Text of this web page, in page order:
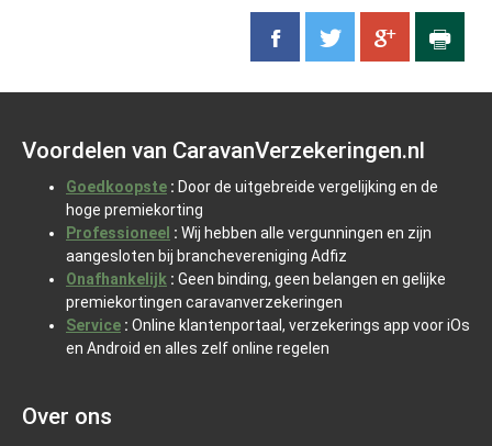
Voordelen van CaravanVerzekeringen.nl
Goedkoopste : Door de uitgebreide vergelijking en de
hoge premiekorting
Professioneel : Wij hebben alle vergunningen en zijn
aangesloten bij branchevereniging Adfiz
Onafhankelijk : Geen binding, geen belangen en gelijke
premiekortingen caravanverzekeringen
Service : Online klantenportaal, verzekerings app voor iOs
en Android en alles zelf online regelen
Over ons